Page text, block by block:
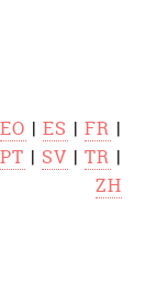
EO |ES |FR |
PT | SV |TR |
ZH